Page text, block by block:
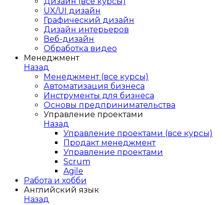
UX/UI дизайн
Графический дизайн
Дизайн интерьеров
Веб-дизайн
Обработка видео
Менеджмент
Назад
Менеджмент (все курсы)
Автоматизация бизнеса
Инструменты для бизнеса
Основы предпринимательства
Управление проектами
Назад
Управление проектами (все курсы)
Продакт менеджмент
Управление проектами
Scrum
Agile
Работа и хобби
Английский язык
Назад